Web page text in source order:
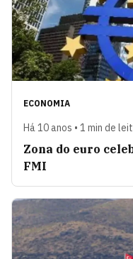
ECONOMIA
Há 10 anos • 1 min de
Zona do euro
FMI